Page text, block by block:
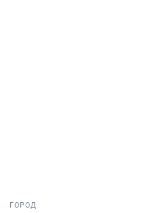
ГОРОД